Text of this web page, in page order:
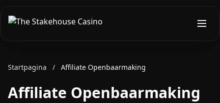
Startpagina / Affiliate Openbaarmaking
Affiliate Openbaarmaking